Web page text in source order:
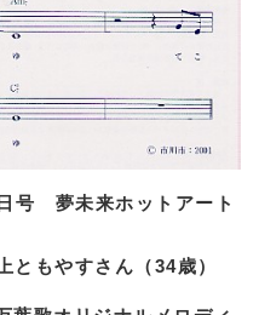
号 夢未来ホットアート
もやすさん（34歳）